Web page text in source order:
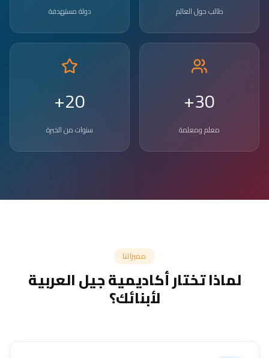
طالب حول العالم دولة مستهدفة
30+
معلم ومعلمة
20+
سنوات من الخبرة
مميزاتنا
لماذا تختار أكاديمية جيل العربية
لأبنائك؟